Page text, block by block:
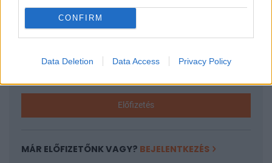
CONFIRM
Data Deletion Data Access Privacy Policy
regisztrációhoz kötött.
Az előfizetés a következőket tartalmazza:
Kötéslisták: BÉT elmúlt 2 év napon belüli
Előfizetés
MÁR ELŐFIZETŐNK VAGY? BEJELENTKEZÉS